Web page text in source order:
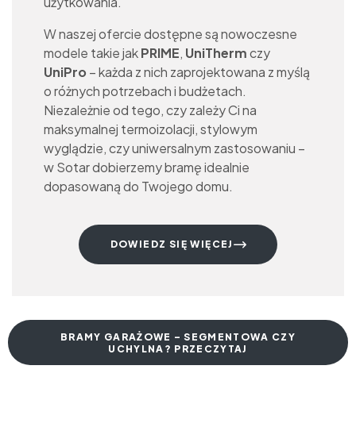
W naszej ofercie dostępne są nowoczesne
modele takie jakPRIME, UniThermczy
UniPro – każda z nich zaprojektowana z myślą
o różnych potrzebach i budżetach.
Niezależnie od tego, czy zależy Ci na
maksymalnej termoizolacji, stylowym
wyglądzie, czy uniwersalnym zastosowaniu –
w Sotar dobierzemy bramę idealnie
dopasowaną do Twojego domu.
DOWIEDZ SIĘ WIĘCEJ
BRAMY GARAŻOWE – SEGMENTOWA CZY
UCHYLNA? PRZECZYTAJ